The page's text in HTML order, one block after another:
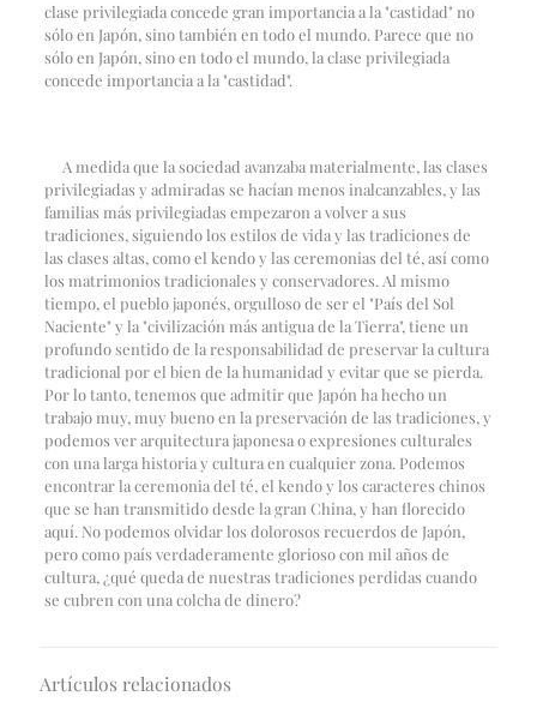
clase privilegiada concede gran importancia a la "castidad" no
sólo en Japón, sino también en todo el mundo. Parece que no
sólo en Japón, sino en todo el mundo, la clase privilegiada
concede importancia a la "castidad".
A medida que la sociedad avanzaba materialmente, las clases
privilegiadas y admiradas se hacían menos inalcanzables, y las
familias más privilegiadas empezaron a volver a sus
tradiciones, siguiendo los estilos de vida y las tradiciones de
las clases altas, como el kendo y las ceremonias del té, así como
los matrimonios tradicionales y conservadores. Al mismo
tiempo, el pueblo japonés, orgulloso de ser el "País del Sol
Naciente" y la "civilización más antigua de la Tierra", tiene un
profundo sentido de la responsabilidad de preservar la cultura
tradicional por el bien de la humanidad y evitar que se pierda.
Por lo tanto, tenemos que admitir que Japón ha hecho un
trabajo muy, muy bueno en la preservación de las tradiciones, y
podemos ver arquitectura japonesa o expresiones culturales
con una larga historia y cultura en cualquier zona. Podemos
encontrar la ceremonia del té, el kendo y los caracteres chinos
que se han transmitido desde la gran China, y han florecido
aquí. No podemos olvidar los dolorosos recuerdos de Japón,
pero como país verdaderamente glorioso con mil años de
cultura, ¿qué queda de nuestras tradiciones perdidas cuando
se cubren con una colcha de dinero?
Artículos relacionados